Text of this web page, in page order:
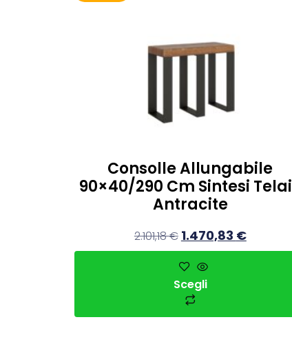
Consolle Allungabile
90×40/290 Cm Sintesi
Antracite
2.101,18€ 1.470,83 €
Scegli